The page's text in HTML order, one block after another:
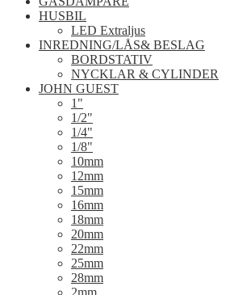
HUSBIL
LED Extraljus
INREDNING/LÅS& BESLAG
BORDSTATIV
NYCKLAR & CYLINDER
JOHN GUEST
1"
1/2"
1/4"
1/8"
10mm
12mm
15mm
16mm
18mm
20mm
22mm
25mm
28mm
2mm